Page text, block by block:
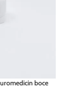
boce